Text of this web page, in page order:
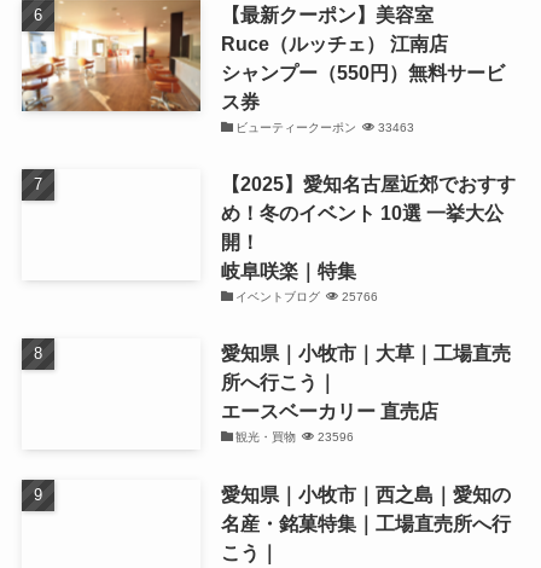
【最新クーポン】美容室
Ruce（ルッチェ） 江南店
シャンプー（550円）無料サービ
ス券
ビューティークーポン 33463
【2025】愛知名古屋近郊でおすす
め！冬のイベント 10選 一挙大公
開！
岐阜咲楽｜特集
イベントブログ 25766
愛知県｜小牧市｜大草｜工場直売
所へ行こう｜
エースベーカリー 直売店
観光・買物 23596
愛知県｜小牧市｜西之島｜愛知の
名産・銘菓特集｜工場直売所へ行
こう｜